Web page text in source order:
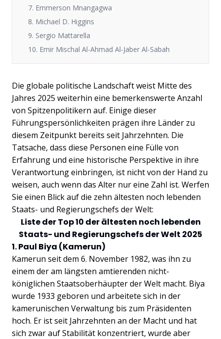
7. Emmerson Mnangagwa
8. Michael D. Higgins
9. Sergio Mattarella
10. Emir Mischal Al-Ahmad Al-Jaber Al-Sabah
Die globale politische Landschaft weist Mitte des
Jahres 2025 weiterhin eine bemerkenswerte Anzahl
von Spitzenpolitikern auf. Einige dieser
Führungspersönlichkeiten prägen ihre Länder zu
diesem Zeitpunkt bereits seit Jahrzehnten. Die
Tatsache, dass diese Personen eine Fülle von
Erfahrung und eine historische Perspektive in ihre
Verantwortung einbringen, ist nicht von der Hand zu
weisen, auch wenn das Alter nur eine Zahl ist. Werfen
Sie einen Blick auf die zehn ältesten noch lebenden
Staats- und Regierungschefs der Welt:
Liste der Top 10 der ältesten noch lebenden
Staats- und Regierungschefs der Welt 2025
1. Paul Biya (Kamerun)
Kamerun seit dem 6. November 1982, was ihn zu
einem der am längsten amtierenden nicht-
königlichen Staatsoberhäupter der Welt macht. Biya
wurde 1933 geboren und arbeitete sich in der
kamerunischen Verwaltung bis zum Präsidenten
hoch. Er ist seit Jahrzehnten an der Macht und hat
sich zwar auf Stabilität konzentriert, wurde aber